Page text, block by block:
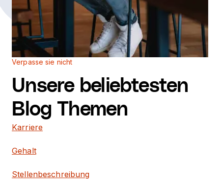
Verpasse sie nicht
Unsere beliebtesten
Blog Themen
Karriere
Gehalt
Stellenbeschreibung